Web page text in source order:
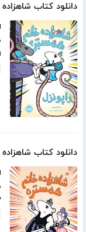
دانلود کتاب شاهزاده
دانلود کتاب شاهزاده خانم